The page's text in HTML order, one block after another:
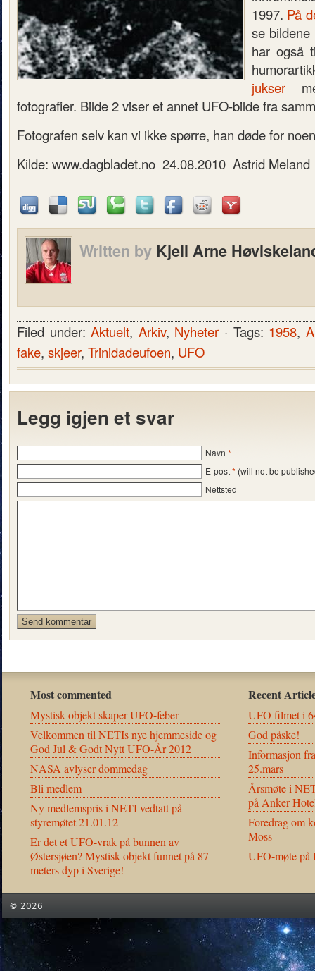
1997. På
se bildene
har også
jukser
fotografier. Bilde 2 viser et annet UFO-bilde fra
Fotografen selv kan vi ikke spørre, han døde for
Kilde: www.dagbladet.no 24.08.2010 Astrid Meland
Written by Kjell Arne
Filed under:Aktuelt, Arkiv, Nyheter · Tags: 1958,
fake, skjeer, Trinidadeufoen, UFO
Legg igjen et svar
Navn *
E-post* (will not be
Nettsted
Most commented
Mystisk objekt skaper UFO-feber
Velkommen til NETIs nye hjemmeside og
God Jul & Godt Nytt UFO-År 2012
NASA avlyser dommedag
Bli medlem
Ny medlemspris i NETI vedtatt på
styremøtet 21.01.12
Er det et UFO-vrak på bunnen av
Østersjøen? Mystisk objekt funnet på 87
meters dyp i Sverige!
Recent
UFO filmet i
God påske!
Informasjon
25.mars
Årsmøte i
på Anker
Foredrag om
Moss
UFO-møte på
© 2026